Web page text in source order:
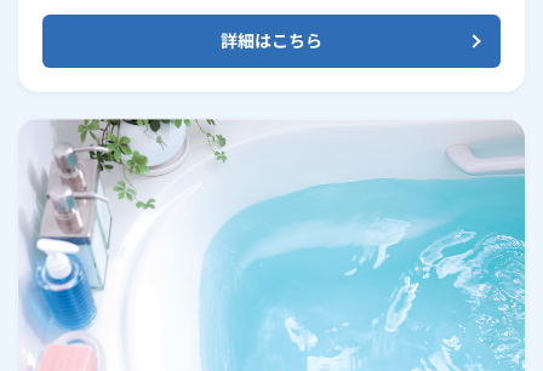
詳細はこちら